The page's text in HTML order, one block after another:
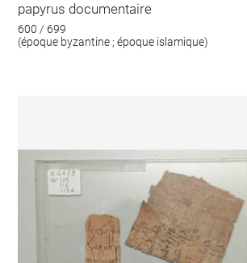
papyrus documentaire
600 / 699
(époque byzantine ; époque islamique)